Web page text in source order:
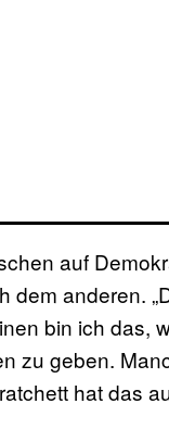
auf
anderen.
bin ich das,
zu geben.
hat das